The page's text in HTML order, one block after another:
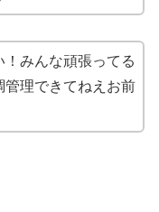
みんな頑張ってる
理できてねえお前